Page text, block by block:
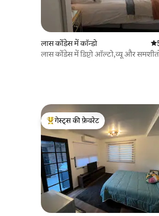
लास कोंडेस में कॉन्डो
लास कोंडेस में डिप्टो ऑल्टो,व्यू और
गेस्ट्स का टॉप फ़ेवरेट
गेस्ट्स की फ़ेवरेट